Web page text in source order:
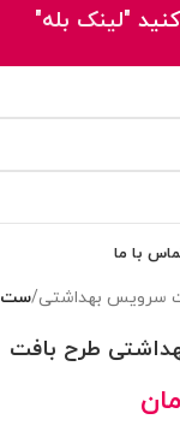
"لینک بله"
با ما
سرویس بهداشتی/ست
طرح بافت